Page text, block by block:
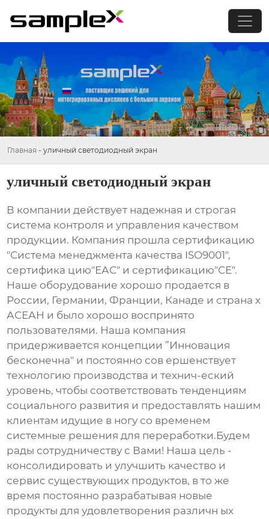
Главная - уличный светодиодный экран
уличный светодиодный экран
В компании действует надежная и строгая
система контроля и управления качеством
продукции. Компания прошла сертификацию
"Система менеджмента качества ISO9001",
сертифика цию"ЕАС" и сертификацию"СЕ".
Наше оборудование хорошо продается в
России, Германии, Франции, Канаде и страна х
АСЕАН и было хорошо воспринято
пользователями. Наша компания
придерживается концепции ”Инновация
бесконечна" и постоянно сов ершенствует
технологию производства и технич-еский
уровень, чтобы соответствовать тенденциям
социального развития и предоставлять нашим
клиентам идущие в ногу со временем
системные решения для переработки.Будем
рады сотрудничеству с Вами! Наша цель -
консолидировать и улучшить качество и
сервис существующих продуктов, в то же
время постоянно разрабатывая новые
продукты для удовлетворения различн ых